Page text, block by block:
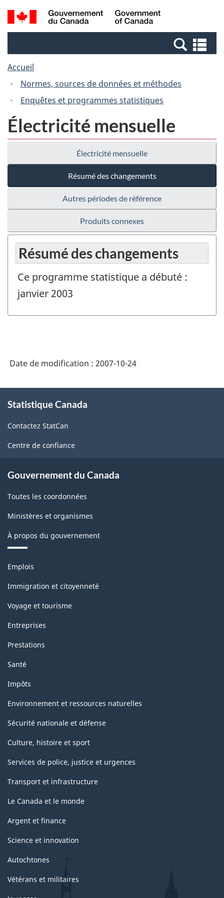
Passer
au
Passer
à
Canada
Recherche
et
et
Accueil
Normes, sources de données et méthodes
Enquêtes et programmes statistiques
Électricité mensuelle
Électricité mensuelle
Résumé des changements
Autres périodes de référence
Produits connexes
Résumé des changements
Ce programme statistique a débuté :
janvier 2003
Date de modification : 2007-10-24
propos
ce
site
Statistique Canada
Contactez StatCan
Centre de confiance
Gouvernement du Canada
Toutes les coordonnées
Ministères et organismes
À propos du gouvernement
Thèmes
sujets
Emplois
Immigration et citoyenneté
Voyage et tourisme
Entreprises
Prestations
Santé
Impôts
Environnement et ressources naturelles
Sécurité nationale et défense
Culture, histoire et sport
Services de police, justice et urgences
Transport et infrastructure
Le Canada et le monde
Argent et finance
Science et innovation
Autochtones
Vétérans et militaires